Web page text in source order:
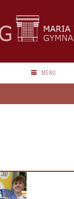
MENÜ